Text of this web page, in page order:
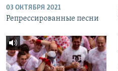
03 ОКТЯБРЯ 2021
Репрессированные песни